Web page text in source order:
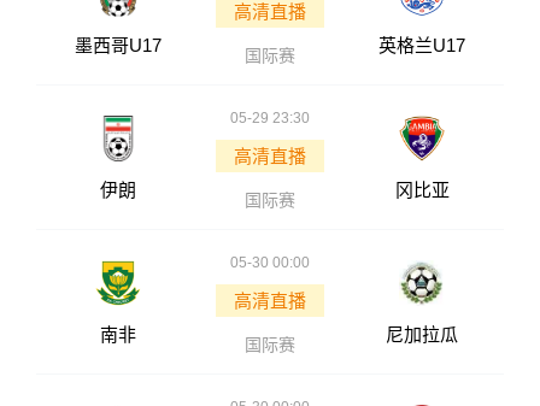
墨西哥U17
高清直播
国际赛
英格兰U17
伊朗
05-29 23:30
高清直播
国际赛
冈比亚
南非
05-30 00:00
高清直播
国际赛
尼加拉瓜